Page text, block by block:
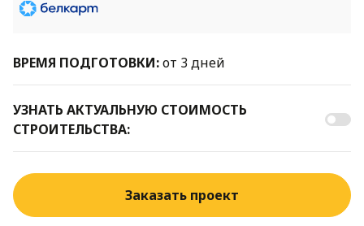
ВРЕМЯ ПОДГОТОВКИ:от 3 дней
УЗНАТЬ АКТУАЛЬНУЮ СТОИМОСТЬ
СТРОИТЕЛЬСТВА:
Заказать проект